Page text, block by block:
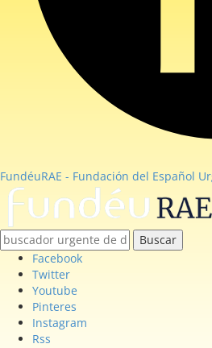
FundéuRAE - Fundación del Español
Buscar
Facebook
Twitter
Youtube
Pinteres
Instagram
Rss